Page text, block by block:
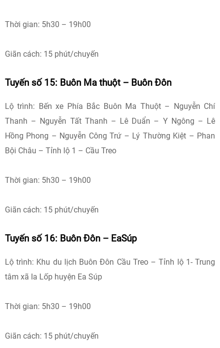
Thời gian: 5h30 – 19h00
Giãn cách: 15 phút/chuyến
Tuyến số 15: Buôn Ma thuột – Buôn Đôn
Lộ trình: Bến xe Phía Bắc Buôn Ma Thuột – Nguyễn Chí
Thanh – Nguyễn Tất Thanh – Lê Duẩn – Y Ngông – Lê
Hồng Phong – Nguyễn Công Trứ – Lý Thường Kiệt – Phan
Bội Châu – Tỉnh lộ 1 – Cầu Treo
Thời gian: 5h30 – 19h00
Giãn cách: 15 phút/chuyến
Tuyến số 16: Buôn Đôn – EaSúp
Lộ trình: Khu du lịch Buôn Đôn Cầu Treo – Tỉnh lộ 1- Trung
tâm xã Ia Lốp huyện Ea Súp
Thời gian: 5h30 – 19h00
Giãn cách: 15 phút/chuyến